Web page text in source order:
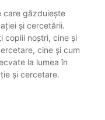
care găzduiește
și cercetării.
copiii noștri, cine și
cine și cum
la lumea în
și cercetare.